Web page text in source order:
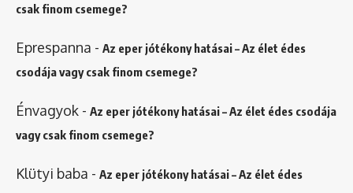
csak finom csemege?
Eprespanna - Az eper jótékony hatásai – Az élet édes
csodája vagy csak finom csemege?
Énvagyok - Az eper jótékony hatásai – Az élet édes csodája
vagy csak finom csemege?
Klütyi baba - Az eper jótékony hatásai – Az élet édes